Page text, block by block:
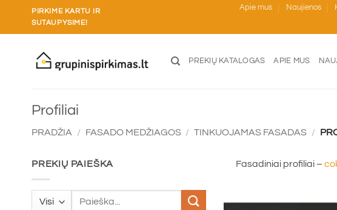
content
PIRKIME KARTU IR
SUTAUPYSIME!
Apie mus Naujienos
PREKIŲ KATALOGAS APIE MUS
Profiliai
PRADŽIA / FASADO MEDŽIAGOS / TINKUOJAMAS FASADAS /
PREKIŲ PAIEŠKA
Ieškoti:
Fasadiniai profiliai –